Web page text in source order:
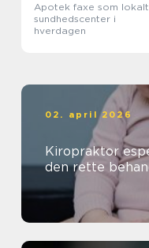
Apotek faxe som lokalt
sundhedscenter i
hverdagen
02. april 2026
Kiropraktor espergærde
den rette